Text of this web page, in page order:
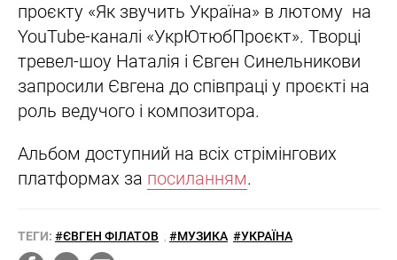
проєкту «Як звучить Україна» в лютому на
YouTube-каналі «УкрЮтюбПроєкт». Творці
тревел-шоу Наталія і Євген Синельникови
запросили Євгена до співпраці у проєкті на
роль ведучого і композитора.
Альбом доступний на всіх стрімінгових
платформах за посиланням.
ТЕГИ: #ЄВГЕН ФІЛАТОВ #МУЗИКА #УКРАЇНА